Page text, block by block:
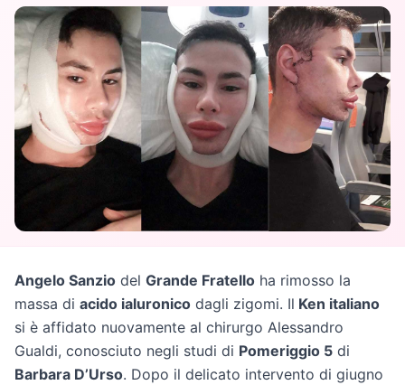
Angelo Sanzio del Grande Fratello ha rimosso la
massa di acido ialuronico dagli zigomi. Il Ken italiano
si è affidato nuovamente al chirurgo Alessandro
Gualdi, conosciuto negli studi di Pomeriggio 5 di
Barbara D’Urso. Dopo il delicato intervento di giugno